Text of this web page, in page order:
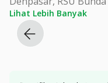
Lihat Lebih Banyak